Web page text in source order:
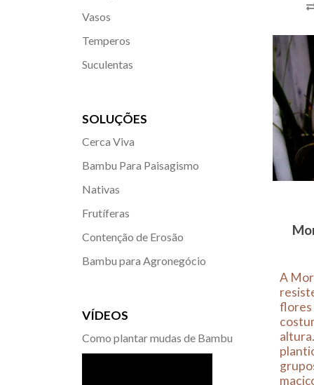
A
flores
Vasos
Temperos
Suculentas
SOLUÇÕES
Cerca Viva
Bambu Para Paisagismo
Nativas
Frutíferas
Contenção de Erosão
Bambu para Agronegócio
VÍDEOS
Como plantar mudas de Bambu